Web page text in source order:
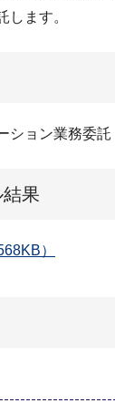
します。
ション業務委託
果
）